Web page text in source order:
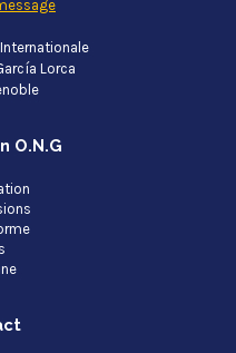
Lorca
O.N.G